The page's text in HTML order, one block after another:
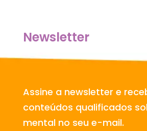
Newsletter
Assine a newsletter e
conteúdos qualificados
mental no seu e-mail.